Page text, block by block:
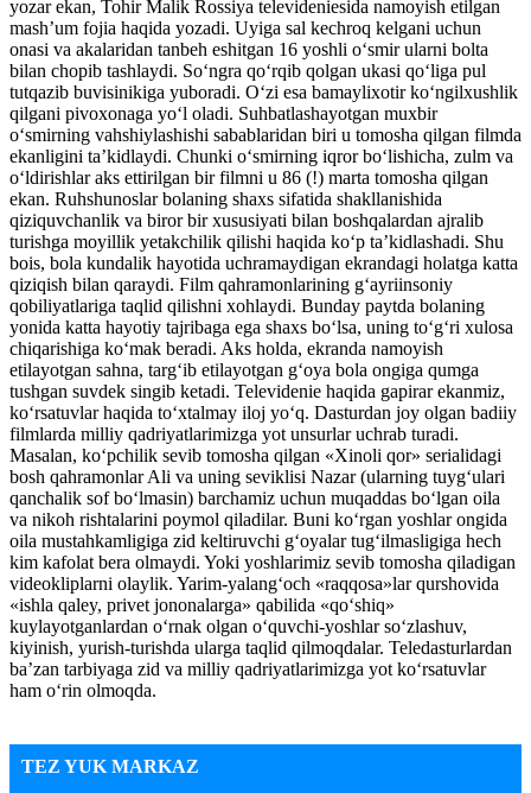
yozar ekan, Tohir Malik Rossiya televideniesida namoyish etilgan
mash’um fojia haqida yozadi. Uyiga sal kechroq kelgani uchun
onasi va akalaridan tanbeh eshitgan 16 yoshli o‘smir ularni bolta
bilan chopib tashlaydi. So‘ngra qo‘rqib qolgan ukasi qo‘liga pul
tutqazib buvisinikiga yuboradi. O‘zi esa bamaylixotir ko‘ngilxushlik
qilgani pivoxonaga yo‘l oladi. Suhbatlashayotgan muxbir
o‘smirning vahshiylashishi sabablaridan biri u tomosha qilgan filmda
ekanligini ta’kidlaydi. Chunki o‘smirning iqror bo‘lishicha, zulm va
o‘ldirishlar aks ettirilgan bir filmni u 86 (!) marta tomosha qilgan
ekan. Ruhshunoslar bolaning shaxs sifatida shakllanishida
qiziquvchanlik va biror bir xususiyati bilan boshqalardan ajralib
turishga moyillik yetakchilik qilishi haqida ko‘p ta’kidlashadi. Shu
bois, bola kundalik hayotida uchramaydigan ekrandagi holatga katta
qiziqish bilan qaraydi. Film qahramonlarining g‘ayriinsoniy
qobiliyatlariga taqlid qilishni xohlaydi. Bunday paytda bolaning
yonida katta hayotiy tajribaga ega shaxs bo‘lsa, uning to‘g‘ri xulosa
chiqarishiga ko‘mak beradi. Aks holda, ekranda namoyish
etilayotgan sahna, targ‘ib etilayotgan g‘oya bola ongiga qumga
tushgan suvdek singib ketadi. Televidenie haqida gapirar ekanmiz,
ko‘rsatuvlar haqida to‘xtalmay iloj yo‘q. Dasturdan joy olgan badiiy
filmlarda milliy qadriyatlarimizga yot unsurlar uchrab turadi.
Masalan, ko‘pchilik sevib tomosha qilgan «Xinoli qor» serialidagi
bosh qahramonlar Ali va uning seviklisi Nazar (ularning tuyg‘ulari
qanchalik sof bo‘lmasin) barchamiz uchun muqaddas bo‘lgan oila
va nikoh rishtalarini poymol qiladilar. Buni ko‘rgan yoshlar ongida
oila mustahkamligiga zid keltiruvchi g‘oyalar tug‘ilmasligiga hech
kim kafolat bera olmaydi. Yoki yoshlarimiz sevib tomosha qiladigan
videokliplarni olaylik. Yarim-yalang‘och «raqqosa»lar qurshovida
«ishla qaley, privet jononalarga» qabilida «qo‘shiq»
kuylayotganlardan o‘rnak olgan o‘quvchi-yoshlar so‘zlashuv,
kiyinish, yurish-turishda ularga taqlid qilmoqdalar. Teledasturlardan
ba’zan tarbiyaga zid va milliy qadriyatlarimizga yot ko‘rsatuvlar
ham o‘rin olmoqda.
TEZ YUK MARKAZ